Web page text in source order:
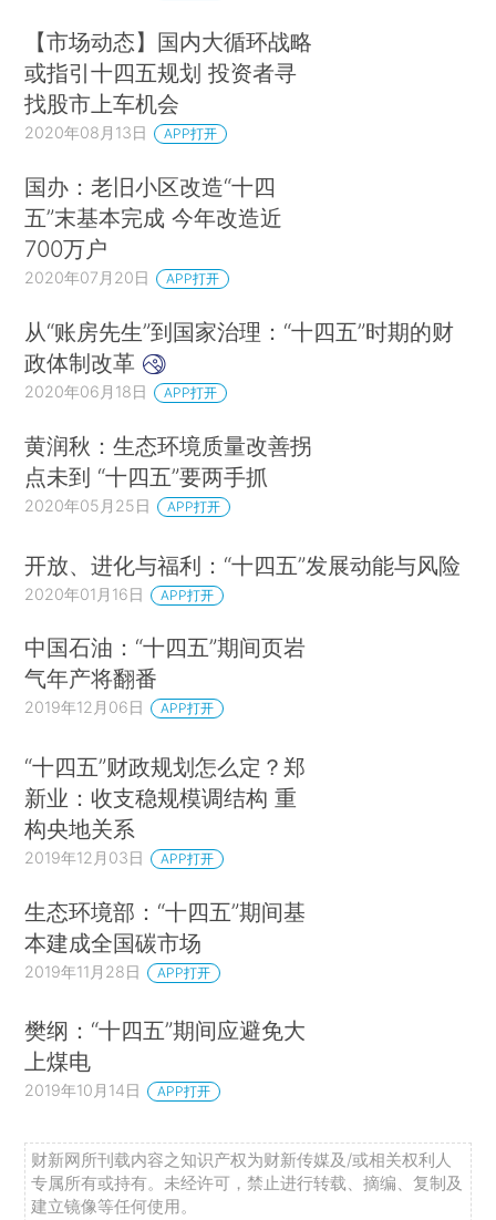
【市场动态】国内大循环战略
或指引十四五规划 投资者寻
找股市上车机会
2020年08月13日 APP打开
国办：老旧小区改造“十四
五”末基本完成 今年改造近
700万户
2020年07月20日 APP打开
从“账房先生”到国家治理：“十四五”时期的财
政体制改革
2020年06月18日 APP打开
黄润秋：生态环境质量改善拐
点未到 “十四五”要两手抓
2020年05月25日 APP打开
开放、进化与福利：“十四五”发展动能与风险
2020年01月16日 APP打开
中国石油：“十四五”期间页岩
气年产将翻番
2019年12月06日 APP打开
“十四五”财政规划怎么定？郑
新业：收支稳规模调结构 重
构央地关系
2019年12月03日 APP打开
生态环境部：“十四五”期间基
本建成全国碳市场
2019年11月28日 APP打开
樊纲：“十四五”期间应避免大
上煤电
2019年10月14日 APP打开
财新网所刊载内容之知识产权为财新传媒及/或相关权利人
专属所有或持有。未经许可，禁止进行转载、摘编、复制及
建立镜像等任何使用。